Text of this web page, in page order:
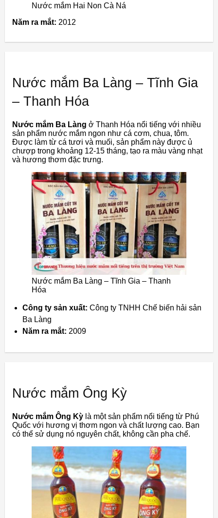
Nước mắm Hai Non Cà Ná
Năm ra mắt: 2012
Nước mắm Ba Làng – Tĩnh Gia
– Thanh Hóa
Nước mắm Ba Làng ở Thanh Hóa nổi tiếng với nhiều
sản phẩm nước mắm ngon như cá cơm, chua, tôm.
Được làm từ cá tươi và muối, sản phẩm này được ủ
chượp trong khoảng 12-15 tháng, tạo ra màu vàng nhạt
và hương thơm đặc trưng.
Nước mắm Ba Làng – Tĩnh Gia – Thanh
Hóa
Công ty sản xuất: Công ty TNHH Chế biến hải sản
Ba Làng
Năm ra mắt: 2009
Nước mắm Ông Kỳ
Nước mắm Ông Kỳ là một sản phẩm nổi tiếng từ Phú
Quốc với hương vị thơm ngon và chất lượng cao. Bạn
có thể sử dụng nó nguyên chất, không cần pha chế.